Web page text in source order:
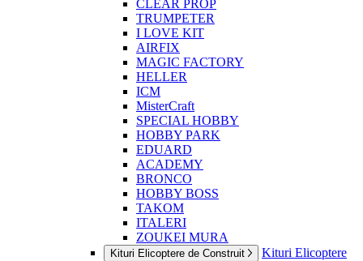
CLEAR PROP
TRUMPETER
I LOVE KIT
AIRFIX
MAGIC FACTORY
HELLER
ICM
MisterCraft
SPECIAL HOBBY
HOBBY PARK
EDUARD
ACADEMY
BRONCO
HOBBY BOSS
TAKOM
ITALERI
ZOUKEI MURA
Kituri Elicoptere de Construit
Kituri Elicoptere